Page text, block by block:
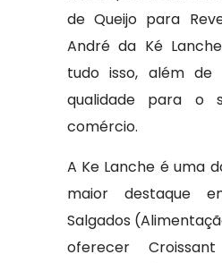
de Queijo para
André da Ké
tudo isso, além
qualidade para o
comércio.
A Ke Lanche é uma
maior destaque
Salgados
oferecer